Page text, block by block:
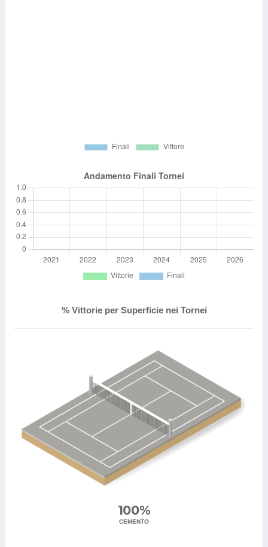
% Vittorie per Superficie nei Tornei
100%
CEMENTO